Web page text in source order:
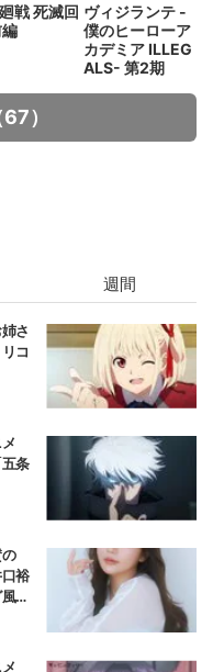
戦 死滅回 ヴィジランテ -
僕のヒーローア
カデミア ILLEG
ALS- 第2期
）
週間
さ
コ
条
裕
景